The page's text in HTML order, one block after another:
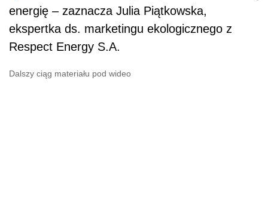
energię – zaznacza Julia Piątkowska,
ekspertka ds. marketingu ekologicznego z
Respect Energy S.A.
Dalszy ciąg materiału pod wideo